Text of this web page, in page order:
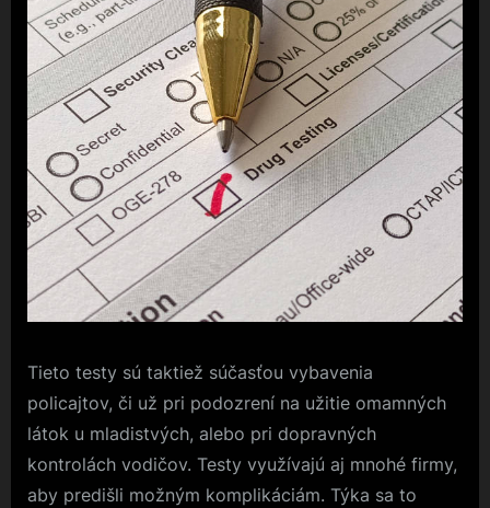
Tieto testy sú taktiež súčasťou vybavenia
policajtov, či už pri podozrení na užitie omamných
látok u mladistvých, alebo pri dopravných
kontrolách vodičov. Testy využívajú aj mnohé firmy,
aby predišli možným komplikáciám. Týka sa to